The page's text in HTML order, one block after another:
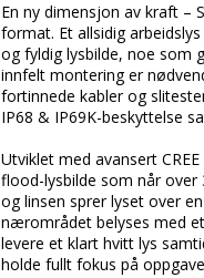
En ny dimensjon av kraft –
format. Et allsidig
og fyldig lysbilde, noe som
innfelt montering er
fortinnede kabler og
IP68 & IP69K-beskyttelse
Utviklet med avansert
flood-lysbilde som når
og linsen sprer lyset over
nærområdet belyses med
levere et klart hvitt lys
holde fullt fokus på